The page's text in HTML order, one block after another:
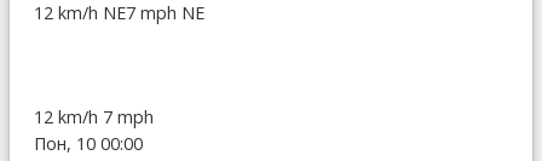
12 km/h NE7 mph NE
12 km/h 7 mph
Пон, 10 00:00